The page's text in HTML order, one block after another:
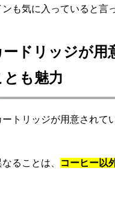
も気に入っていると言
ードリッジが用
も魅力
トリッジが用意されて
ることは、
コーヒー以